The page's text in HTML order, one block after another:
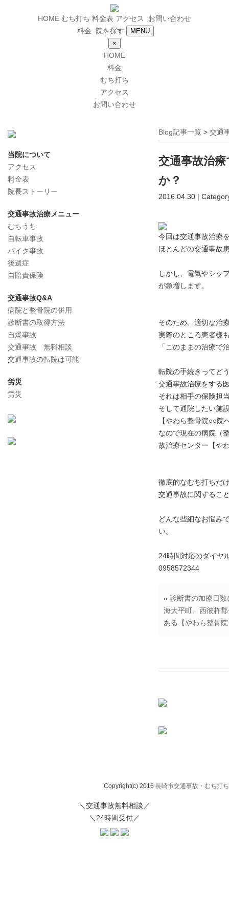
HOME むち打ち 料金表 アクセス
お問い合わせ
料金
院を探す
MENU
×
HOME
料金
むち打ち
アクセス
お問い合わせ
Blog記事一覧 > 交通
交通事故治
か？
2016.04.30 |
今回は交通事故治療
ほとんどの交通事故
しかし、電気やシッ
が急増します。
そのため、適切な治
実際のところ患者様
「このままの治療で
転院の手続きってど
交通事故治療をする
それは相手の保険担
そして通院したい施
【やわら整骨院○○
なので現在の病院（
故治療センター【や
徹底的なむち打ちだ
交通事故に関するこ
どんな些細なお悩み
い。
24時間対応のダイヤ
0958572344
« 診断書の加療日
海大平町、西彼杵
ある【やわら整骨
当院について
アクセス
料金表
院長ストーリー
交通事故治療メニュー
むちうち
自転車事故
バイク事故
後遺症
自賠責保険
交通事故Q&A
病院と整骨院の併用
診断書の取得方法
自爆事故
交通事故 無料相談
交通事故の転院は可能
労災
労災
Copyright(c) 2016 長崎市交通事故・むち打
＼交通事故無料相談／
＼24時間受付／